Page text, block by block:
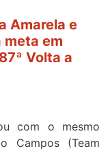
Amarela e
meta em
Volta a
com o mesmo
Campos (Team